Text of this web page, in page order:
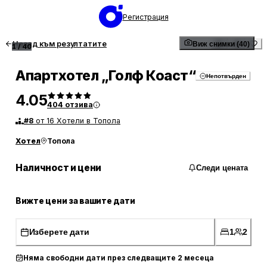
Регистрация
Назад към резултатите
1/40 Виж снимки (40)
Апартхотел „Голф Коаст“ Непотвърден
4.05404 отзива
#8 от 16 Хотели в Топола
Хотел Топола
Наличност и цени Следи цената
Вижте цени за вашите дати
Изберете дати 1 2
Няма свободни дати през следващите 2 месеца